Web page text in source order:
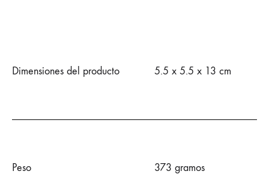
Dimensiones del producto 5.5 x 5.5 x 13 cm
Peso 373 gramos